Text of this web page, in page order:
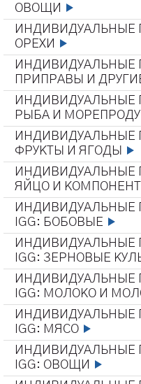
ОВОЩИ
ИНДИВИДУАЛЬНЫЕ
ОРЕХИ
ИНДИВИДУАЛЬНЫЕ
ПРИПРАВЫ И
ИНДИВИДУАЛЬНЫЕ
РЫБА И
ИНДИВИДУАЛЬНЫЕ
ФРУКТЫ И ЯГОДЫ
ИНДИВИДУАЛЬНЫЕ
ЯЙЦО И
ИНДИВИДУАЛЬНЫЕ
IGG: БОБОВЫЕ
ИНДИВИДУАЛЬНЫЕ
IGG: ЗЕРНОВЫЕ
ИНДИВИДУАЛЬНЫЕ
IGG: МОЛОКО И
ИНДИВИДУАЛЬНЫЕ
IGG: МЯСО
ИНДИВИДУАЛЬНЫЕ
IGG: ОВОЩИ